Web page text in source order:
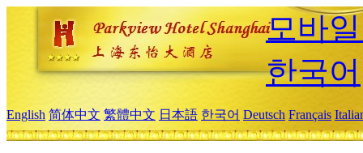
모바
한국어
English 简体中文 繁體中文 日本語 한국어 Deutsch Français